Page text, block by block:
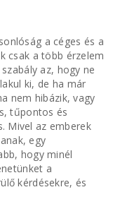
a céges és a
csak a több érzelem
az, hogy ne
ki, de ha már
nem hibázik, vagy
tűpontos és
Mivel az emberek
egy
hogy minél
a
kérdésekre, és